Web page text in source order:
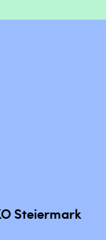
Steiermark